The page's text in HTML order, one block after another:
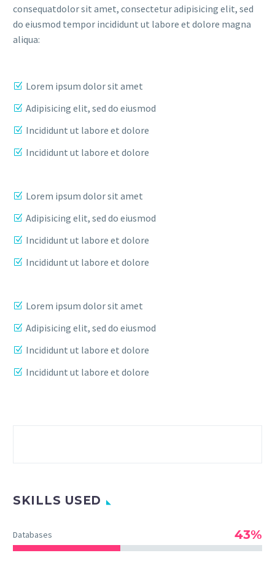
consequatdolor sit amet, consectetur adipisicing elit, sed
do eiusmod tempor incididunt ut labore et dolore magna
aliqua:
Lorem ipsum dolor sit amet
Adipisicing elit, sed do eiusmod
Incididunt ut labore et dolore
Incididunt ut labore et dolore
Lorem ipsum dolor sit amet
Adipisicing elit, sed do eiusmod
Incididunt ut labore et dolore
Incididunt ut labore et dolore
Lorem ipsum dolor sit amet
Adipisicing elit, sed do eiusmod
Incididunt ut labore et dolore
Incididunt ut labore et dolore
SKILLS USED
Databases 43%